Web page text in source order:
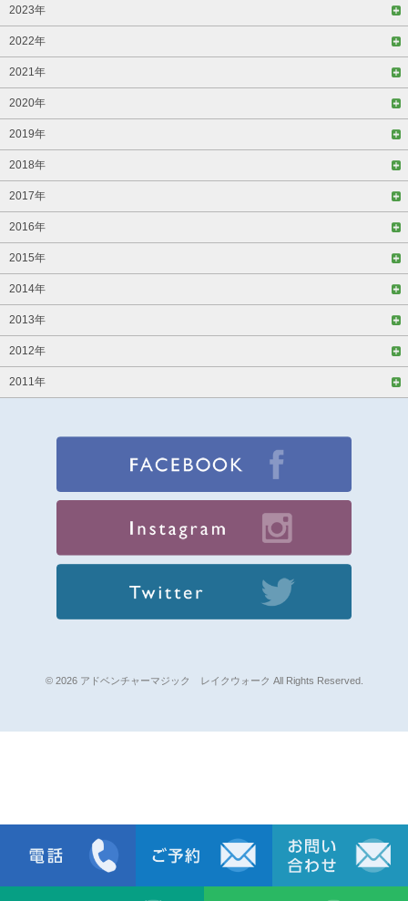
2023年
2022年
2021年
2020年
2019年
2018年
2017年
2016年
2015年
2014年
2013年
2012年
2011年
© 2026 アドベンチャーマジック レイクウォーク All Rights Reserved.